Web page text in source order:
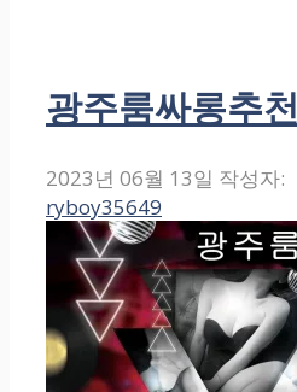
광주룸싸롱추천
2023년 06월 13일 작성자:
ryboy35649